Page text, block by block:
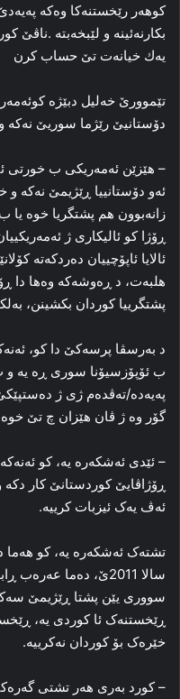
كوھەر رێخستنەكا وەكە
بكارنەئینە و لێبخەبتە .ناڤێ
یەك خیانەت تێ حساب كرن
تێموورێ خەلیل دبێژە
دۆستانیێ رێژما سوریێ نەكە
– هێزێن ئه‌مه‌ریکی ب خورتی
ئه‌و دۆستانییا ڕێژیمێ نه‌که‌
زانه‌بوون هم پشتگریا خوه‌ یا
ڕۆژا کو ئالیکاری ژ
ئالایا ئاپۆچییان ده‌ردکه‌ته‌
هلبه‌ت، د ڕه‌وشه‌که‌ وەها دا
پشتگرییا کوردان بکشینن،
د بەرسڤا پرسەكێ دا كو،
ب ئۆپۆزسیۆنا سوری ڕه‌ یه‌ و
پەیەدە/ته‌ڤده‌م ژی ژ
گۆر وه‌ ژ ڤان هێزان چ تێ
– ئێدی ئه‌شکه‌ره‌ یه‌، کو
ڕۆژاڤایێ کوردستانێ کار
ئه‌ڤ یه‌ک ئیزبات کرییه‌.
تشته‌ک ئه‌شکه‌ره‌ یه‌، کو
سالا 2011ێ، ده‌ما
سووری یێن پشتا ڕێژیمێ
ڕێخستنه‌ک ئا کوردی یه‌،
خێره‌ک بۆ کوردان نه‌کرییه‌.
– کورد به‌ری هه‌ر تشتی